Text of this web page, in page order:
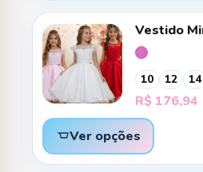
Vestido
10 12 14
R$ 176,94
Ver opções